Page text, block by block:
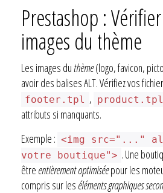
Prestashop :
images du thème
Les images duthème(logo, favicon,
avoir des balises ALT. Vérifiez vos
footer.tpl , product.tpl
attributs si manquants.
Exemple : <img src="..."
votre boutique"> . Une
être entièrement optimiséepour les
compris sur les éléments graphiques